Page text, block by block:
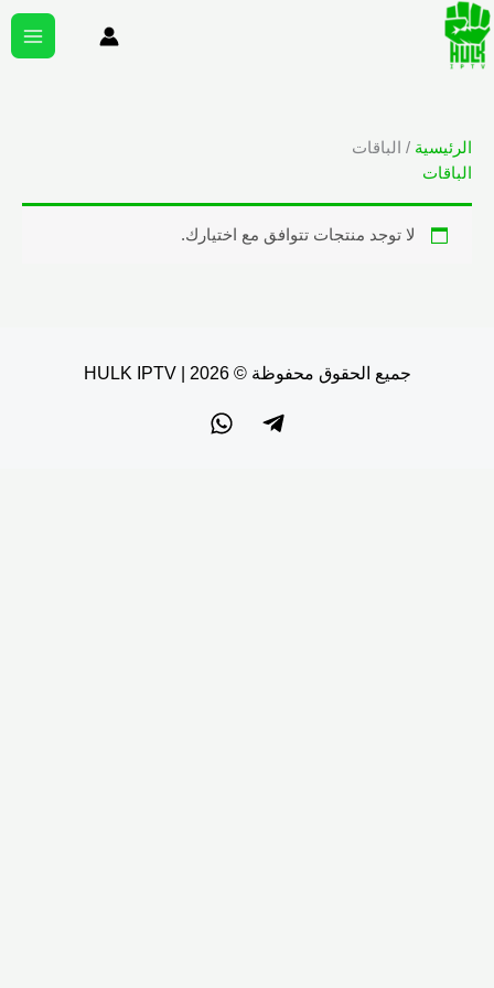
تخطي
إلى
المحتوى
الرئيسية / الباقات
الباقات
لا توجد منتجات تتوافق مع اختيارك.
جميع الحقوق محفوظة © 2026 | HULK IPTV